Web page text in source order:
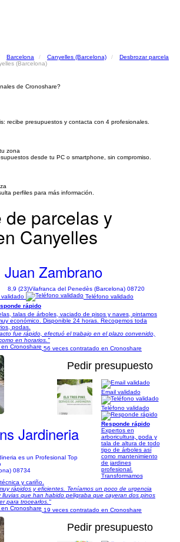
Barcelona Canyelles (Barcelona)
Desbrozar parcela
(Barcelona)
de Cronoshare?
recibe presupuestos y contacta con 4 profesionales.
zona
desde tu PC o smartphone, sin compromiso.
perfiles para más información.
de parcelas y
Canyelles
Juan Zambrano
8,9 (23)Vilafranca del Penedès (Barcelona) 08720
validado
Teléfono validado
rápido
talas de árboles, vaciado de pisos y naves, pintamos
económico. Disponible 24 horas. Recogemos toda
podas.
fue rápido, efectuó el trabajo en el plazo convenido,
en horarios."
56 veces contratado en Cronoshare
Pedir presupuesto
Jardineria
08734
Email validado
Teléfono validado
Responde rápido
Expertos en
arboricultura, poda y
tala de altura de todo
tipo de árboles así
como mantenimiento
de jardines
profesional.
Transformamos
y cariño.
rápidos y eficientes. Teníamos un poco de urgencia
lluvias que han habido peligraba que cayeran dos pinos
para trocearlos."
19 veces contratado en Cronoshare
Pedir presupuesto